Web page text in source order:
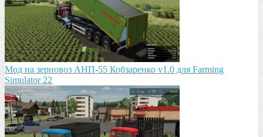
Мод на зeрновоз АНП-55 Кобзарeнко v1.0 для Farming
Simulator 22